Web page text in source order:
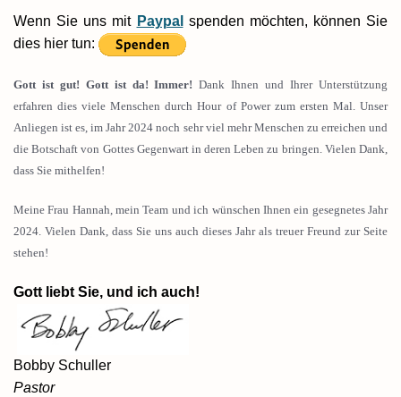
Wenn Sie uns mit Paypal spenden möchten, können Sie
dies hier tun:
Gott ist gut! Gott ist da! Immer! Dank Ihnen und Ihrer Unterstützung
erfahren dies viele Menschen durch Hour of Power zum ersten Mal. Unser
Anliegen ist es, im Jahr 2024 noch sehr viel mehr Menschen zu erreichen und
die Botschaft von Gottes Gegenwart in deren Leben zu bringen. Vielen Dank,
dass Sie mithelfen!
Meine Frau Hannah, mein Team und ich wünschen Ihnen ein gesegnetes Jahr
2024. Vielen Dank, dass Sie uns auch dieses Jahr als treuer Freund zur Seite
stehen!
Gott liebt Sie, und ich auch!
Bobby Schuller
Pastor